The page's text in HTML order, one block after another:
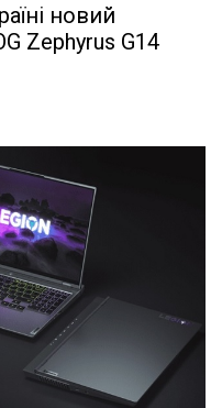
новий
Zephyrus G14